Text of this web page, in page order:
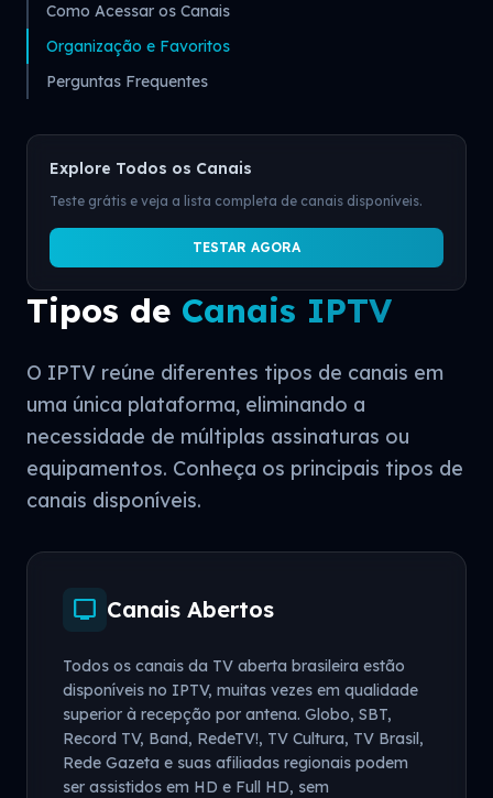
Como Acessar os Canais
Organização e Favoritos
Perguntas Frequentes
Explore Todos os Canais
Teste grátis e veja a lista completa de canais disponíveis.
TESTAR AGORA
Tipos de Canais IPTV
O IPTV reúne diferentes tipos de canais em
uma única plataforma, eliminando a
necessidade de múltiplas assinaturas ou
equipamentos. Conheça os principais tipos de
canais disponíveis.
tv Canais Abertos
Todos os canais da TV aberta brasileira estão
disponíveis no IPTV, muitas vezes em qualidade
superior à recepção por antena. Globo, SBT,
Record TV, Band, RedeTV!, TV Cultura, TV Brasil,
Rede Gazeta e suas afiliadas regionais podem
ser assistidos em HD e Full HD, sem